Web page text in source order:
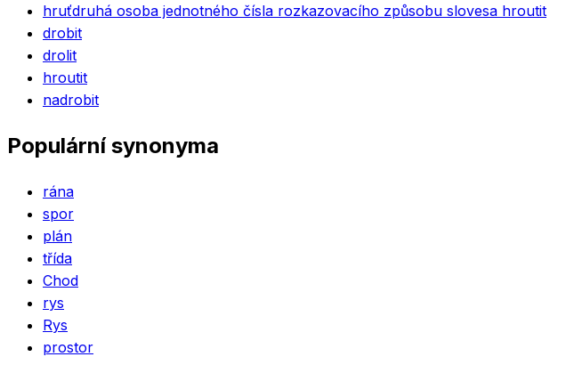
hruťdruhá osoba jednotného čísla rozkazovacího způsobu slovesa hroutit
drobit
drolit
hroutit
nadrobit
Populární synonyma
rána
spor
plán
třída
Chod
rys
Rys
prostor